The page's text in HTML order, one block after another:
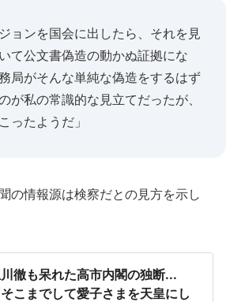
ョンを国会に出したら、それを見
て公文書偽造の動かぬ証拠にな
局がそんな単純な偽造をするはず
私の常識的な見立てだったが、
ったようだ」
の情報源は検察だとの見方を示し
徹も呆れた高市内閣の独断...
そこまでして愛子さまを天皇にし